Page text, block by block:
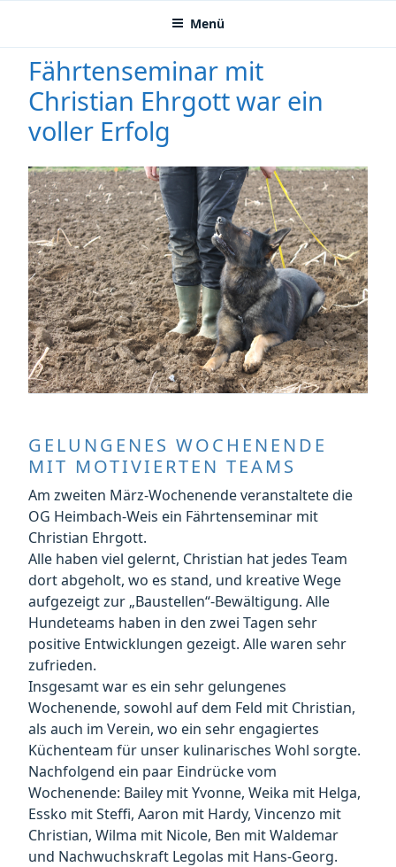
Zum
Inhalt
springen
Menü
Fährtenseminar mit
Christian Ehrgott war ein
voller Erfolg
GELUNGENES WOCHENENDE
MIT MOTIVIERTEN TEAMS
Am zweiten März-Wochenende veranstaltete die
OG Heimbach-Weis ein Fährtenseminar mit
Christian Ehrgott.
Alle haben viel gelernt, Christian hat jedes Team
dort abgeholt, wo es stand, und kreative Wege
aufgezeigt zur „Baustellen“-Bewältigung. Alle
Hundeteams haben in den zwei Tagen sehr
positive Entwicklungen gezeigt. Alle waren sehr
zufrieden.
Insgesamt war es ein sehr gelungenes
Wochenende, sowohl auf dem Feld mit Christian,
als auch im Verein, wo ein sehr engagiertes
Küchenteam für unser kulinarisches Wohl sorgte.
Nachfolgend ein paar Eindrücke vom
Wochenende: Bailey mit Yvonne, Weika mit Helga,
Essko mit Steffi, Aaron mit Hardy, Vincenzo mit
Christian, Wilma mit Nicole, Ben mit Waldemar
und Nachwuchskraft Legolas mit Hans-Georg.